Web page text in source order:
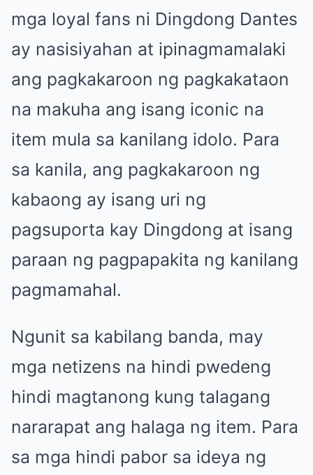
mga loyal fans ni Dingdong Dantes
ay nasisiyahan at ipinagmamalaki
ang pagkakaroon ng pagkakataon
na makuha ang isang iconic na
item mula sa kanilang idolo. Para
sa kanila, ang pagkakaroon ng
kabaong ay isang uri ng
pagsuporta kay Dingdong at isang
paraan ng pagpapakita ng kanilang
pagmamahal.
Ngunit sa kabilang banda, may
mga netizens na hindi pwedeng
hindi magtanong kung talagang
nararapat ang halaga ng item. Para
sa mga hindi pabor sa ideya ng